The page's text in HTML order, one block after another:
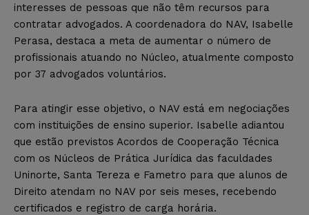
interesses de pessoas que não têm recursos para
contratar advogados. A coordenadora do NAV, Isabelle
Perasa, destaca a meta de aumentar o número de
profissionais atuando no Núcleo, atualmente composto
por 37 advogados voluntários.
Para atingir esse objetivo, o NAV está em negociações
com instituições de ensino superior. Isabelle adiantou
que estão previstos Acordos de Cooperação Técnica
com os Núcleos de Prática Jurídica das faculdades
Uninorte, Santa Tereza e Fametro para que alunos de
Direito atendam no NAV por seis meses, recebendo
certificados e registro de carga horária.